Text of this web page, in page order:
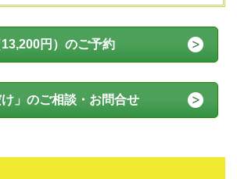
円）のご予約
け」のご相談・お問合せ